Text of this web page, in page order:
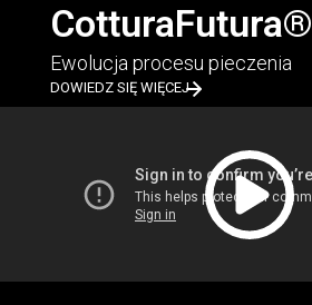
CotturaFutura®
Ewolucja procesu pieczenia
DOWIEDZ SIĘ WIĘCEJ